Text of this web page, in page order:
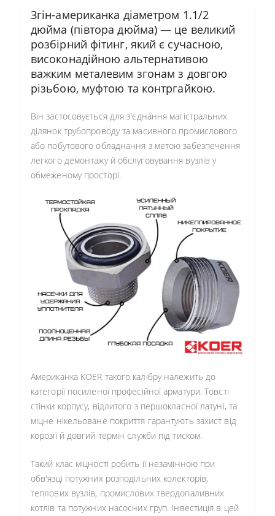
Згін-американка діаметром 1.1/2
дюйма (півтора дюйма) — це великий
розбірний фітинг, який є сучасною,
високонадійною альтернативою
важким металевим згонам з довгою
різьбою, муфтою та контргайкою.
Він застосовується для з'єднання магістральних
ділянок трубопроводу та масивного промислового
або побутового обладнання з метою забезпечення
легкого демонтажу й обслуговування вузлів у
обмеженому просторі.
Американка KOER такого калібру належить до
категорії посиленої професійної арматури. Товсті
стінки корпусу, відлитого з першокласної латуні, та
міцне нікельоване покриття гарантують захист від
корозії й довгий термін служби під тиском.
Такий клас міцності робить її незамінною при
обв'язці потужних розподільних колекторів,
теплових вузлів, промислових твердопаливних
котлів та потужних насосних груп. Інвестиція в цей